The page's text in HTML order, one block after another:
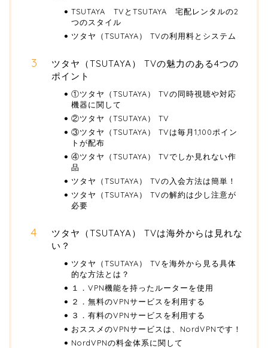
TSUTAYA TVとTSUTAYA 宅配レンタルの2
つのスタイル
ツタヤ（TSUTAYA） TVの利用料とシステム
ツタヤ（TSUTAYA） TVの魅力のある4つの
ポイント
①ツタヤ（TSUTAYA） TVの同時視聴や対応
機器に関して
②ツタヤ（TSUTAYA） TV
③ツタヤ（TSUTAYA） TVは毎月1,100ポイン
トが配布
④ツタヤ（TSUTAYA） TVでしか見れない作
品
ツタヤ（TSUTAYA） TVの入会方法は簡単！
ツタヤ（TSUTAYA） TVの解約は少し注意が
必要
ツタヤ（TSUTAYA） TVは海外からは見れな
い？
ツタヤ（TSUTAYA） TVを海外から見る具体
的な方法とは？
１．VPN機能を持ったルーターを使用
２．無料のVPNサービスを利用する
３．有料のVPNサービスを利用する
おススメのVPNサービスは、NordVPNです！
NordVPNの料金体系に関して